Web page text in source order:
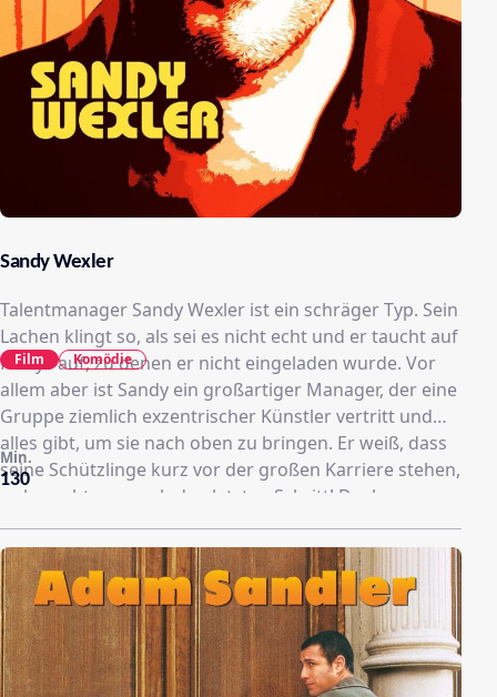
Sandy Wexler
Talentmanager Sandy Wexler ist ein schräger Typ. Sein
Lachen klingt so, als sei es nicht echt und er taucht auf
Partys auf, zu denen er nicht eingeladen wurde. Vor
allem aber ist Sandy ein großartiger Manager, der eine
Gruppe ziemlich exzentrischer Künstler vertritt und
alles gibt, um sie nach oben zu bringen. Er weiß, dass
seine Schützlinge kurz vor der großen Karriere stehen,
es braucht nur noch den letzten Schritt! Doch
nachdem sich Sandy stets um alle anderen mehr als
um sich selbst kümmerte, wird sein Leben mächtig
durchgeschüttelt, als er sein Herz an Courtney Clarke
verliert, eine sehr talentierte Sängerin, die er in einem
Vergnügungspark entdeckt hat. Übers Jahrzehnt
hinweg entspinnt sich eine Liebesgeschichte zwischen
Sandy und Courtney.
130
Min.
Film Komödie